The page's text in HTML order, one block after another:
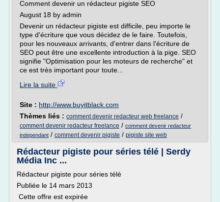
Comment devenir un rédacteur pigiste SEO
August 18 by admin
Devenir un rédacteur pigiste est difficile, peu importe le
type d'écriture que vous décidez de le faire. Toutefois,
pour les nouveaux arrivants, d'entrer dans l'écriture de
SEO peut être une excellente introduction à la pige. SEO
signifie "Optimisation pour les moteurs de recherche" et
ce est très important pour toute...
Lire la suite
Site : http://www.buyitblack.com
Thèmes liés : comment devenir redacteur web freelance /
comment devenir redacteur freelance / comment devenir redacteur
independant / comment devenir pigiste / pigiste site web
Rédacteur pigiste pour séries télé | Serdy
Média Inc ...
Rédacteur pigiste pour séries télé
Publiée le 14 mars 2013
Cette offre est expirée